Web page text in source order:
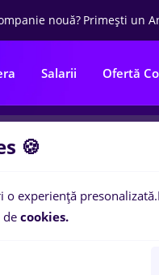
nouă? Primești un
Salarii Ofertă
🍪
experiență presonalizată.
de cookies.